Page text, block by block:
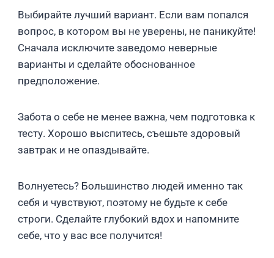
Выбирайте лучший вариант. Если вам попался
вопрос, в котором вы не уверены, не паникуйте!
Сначала исключите заведомо неверные
варианты и сделайте обоснованное
предположение.
Забота о себе не менее важна, чем подготовка к
тесту. Хорошо выспитесь, съешьте здоровый
завтрак и не опаздывайте.
Волнуетесь? Большинство людей именно так
себя и чувствуют, поэтому не будьте к себе
строги. Сделайте глубокий вдох и напомните
себе, что у вас все получится!